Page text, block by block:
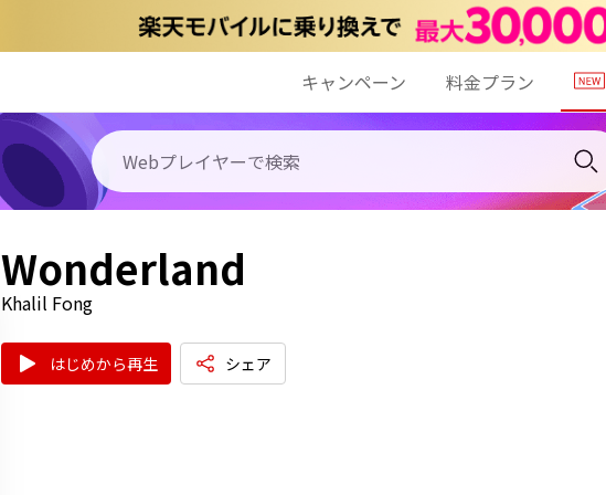
キャンペーン 料金プラン
Wonderland
Khalil Fong
はじめから再生 シェア